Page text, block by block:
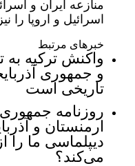
منازعه ایران و
اسرائیل و اروپا را
خبرهای مرتبط
واکنش ترکیه
و جمهوری
تاریخی است
روزنامه
ارمنستان و
دیپلماسی ما را
می‌کند؟